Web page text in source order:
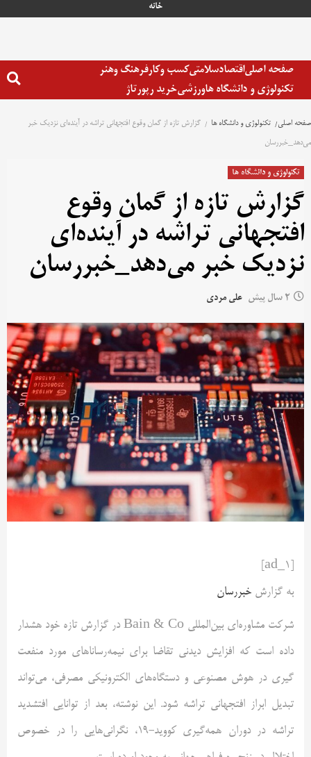
خانه
صفحه اصلیاقتصادسلامتیکسب وکارفرهنگ وهنر
تکنولوژی و دانشگاه هاورزشیخرید رپورتاژ
صفحه اصلی تکنولوژی و دانشگاه ها
گزارش تازه از گمان وقوع افتجهانی تراشه در آینده‌ای نزدیک خبر
می‌دهد_خبررسان
تکنولوژی و دانشگاه ها
گزارش تازه از گمان وقوع
افتجهانی تراشه در آینده‌ای
نزدیک خبر می‌دهد_خبررسان
2 سال پیش علی مردی
به گزارش خبررسان
شرکت مشاوره‌ای بین‌المللی Bain & Co در گزارش تازه خود هشدار
داده است که افزایش دیدنی تقاضا برای نیمه‌رساناهای مورد منفعت
گیری در هوش مصنوعی و دستگاه‌های الکترونیکی مصرفی، می‌تواند
تبدیل ابراز افتجهانی تراشه شود. این نوشته، بعد از توانایی افتشدید
تراشه در دوران همه‌گیری کووید-19، نگرانی‌هایی را در خصوص